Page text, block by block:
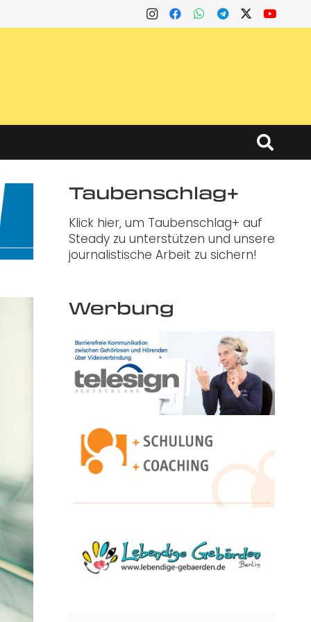
Taubenschlag+
Klick hier, um Taubenschlag+ auf
Steady zu unterstützen und unsere
journalistische Arbeit zu sichern!
Werbung